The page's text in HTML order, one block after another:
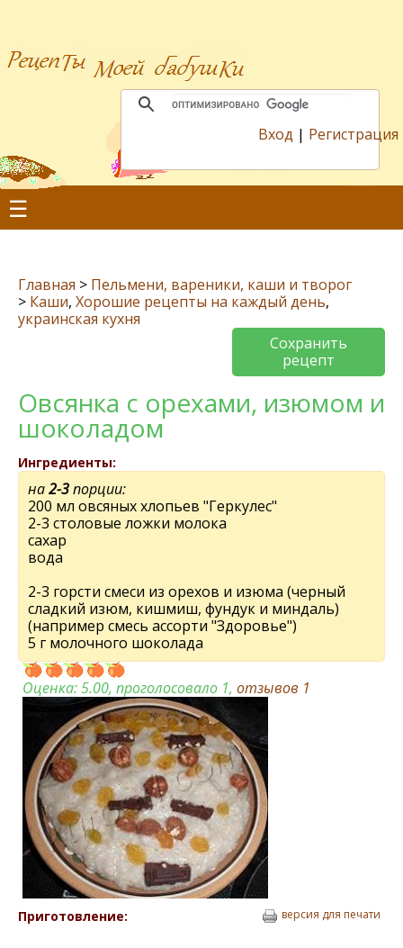
Вход | Регистрация
☰
Главная > Пельмени, вареники, каши и творог
> Каши, Хорошие рецепты на каждый день,
украинская кухня
Сохранить
рецепт
Овсянка с орехами, изюмом и
шоколадом
Ингредиенты:
на2-3порции:
200 мл овсяных хлопьев "Геркулес"
2-3 столовые ложки молока
сахар
вода
2-3 горсти смеси из орехов и изюма (черный
сладкий изюм, кишмиш, фундук и миндаль)
(например смесь ассорти "Здоровье")
5 г молочного шоколада
Оценка:5.00, проголосовало 1, отзывов 1
Приготовление: версия для печати